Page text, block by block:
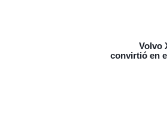
Volvo
convirtió en